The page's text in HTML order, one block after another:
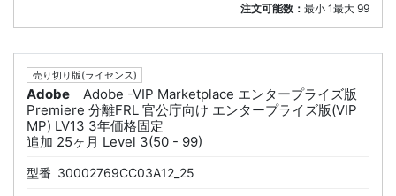
注文可能数： 最小 1最大 99
売り切り版(ライセンス)
Adobe
Adobe -VIP Marketplace エンタープライズ版
Premiere 分離FRL 官公庁向け エンタープライズ版(VIP
MP) LV13 3年価格固定
追加 25ヶ月 Level 3(50 - 99)
型番 30002769CC03A12_25